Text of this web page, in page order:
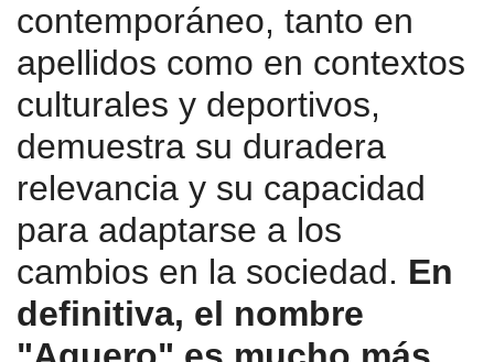
contemporáneo, tanto en
apellidos como en contextos
culturales y deportivos,
demuestra su duradera
relevancia y su capacidad
para adaptarse a los
cambios en la sociedad. En
definitiva, el nombre